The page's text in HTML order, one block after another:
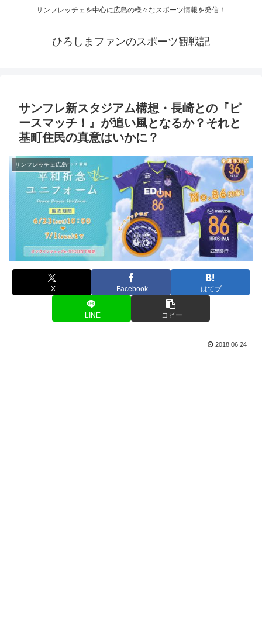
サンフレッチェを中心に広島の様々なスポーツ情報を発信！
ひろしまファンのスポーツ観戦記
サンフレ新スタジアム構想・長崎との『ピ
ースマッチ！』が追い風となるか？それと
基町住民の真意はいかに？
サンフレッチェ広島
X Facebook はてブ
LINE コピー
2018.06.24